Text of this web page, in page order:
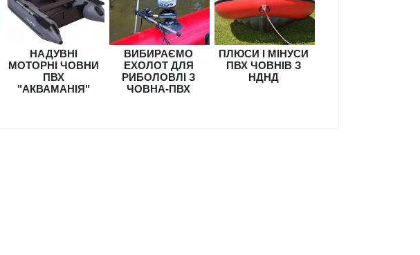
НАДУВНІ
МОТОРНІ ЧОВНИ
ПВХ
"АКВАМАНІЯ"
ВИБИРАЄМО
ЕХОЛОТ ДЛЯ
РИБОЛОВЛІ З
ЧОВНА-ПВХ
ПЛЮСИ І МІНУСИ
ПВХ ЧОВНІВ З
НДНД